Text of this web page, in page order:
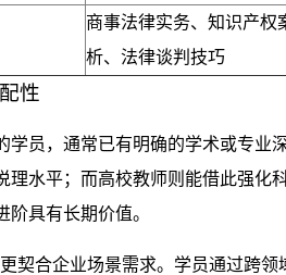
商事法律实务、知识产权
析、法律谈判技巧
性
学员，通常已有明确的学术或专业
理水平；而高校教师则能借此强化
阶具有长期价值。
契合企业场景需求。学员通过跨领